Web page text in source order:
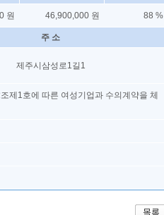
원 46,900,000 원 88 %
주 소
제주시삼성로1길1
제1호에 따른 여성기업과 수의계약을 체